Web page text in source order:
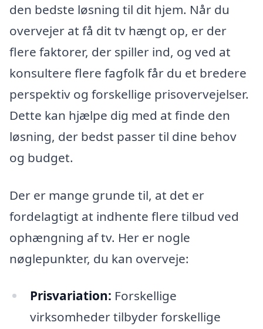
den bedste løsning til dit hjem. Når du
overvejer at få dit tv hængt op, er der
flere faktorer, der spiller ind, og ved at
konsultere flere fagfolk får du et bredere
perspektiv og forskellige prisovervejelser.
Dette kan hjælpe dig med at finde den
løsning, der bedst passer til dine behov
og budget.
Der er mange grunde til, at det er
fordelagtigt at indhente flere tilbud ved
ophængning af tv. Her er nogle
nøglepunkter, du kan overveje:
Prisvariation: Forskellige
virksomheder tilbyder forskellige